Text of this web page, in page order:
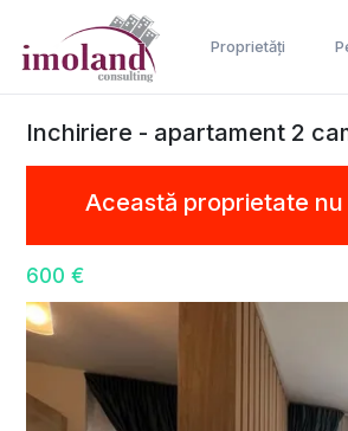
Proprietăți
Inchiriere - apartament 2
Această proprietate
600 €